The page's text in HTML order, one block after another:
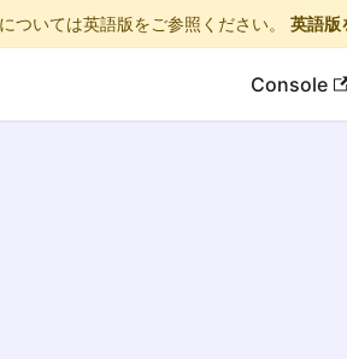
ついては英語版をご参照ください。 英語版
Console